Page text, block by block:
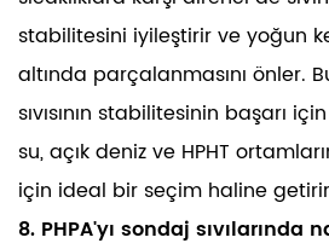
stabilitesini iyileştirir ve yoğun
altında parçalanmasını önler.
sıvısının stabilitesinin başarı
su, açık deniz ve HPHT
için ideal bir seçim haline
8. PHPA'yı sondaj sıvılarında